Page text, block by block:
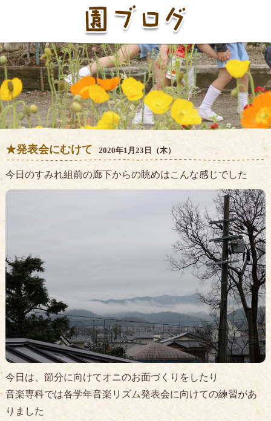
★発表会にむけて 2020年1月23日（木）
今日のすみれ組前の廊下からの眺めはこんな感じでした
今日は、節分に向けてオニのお面づくりをしたり
音楽専科では各学年音楽リズム発表会に向けての練習があ
りました